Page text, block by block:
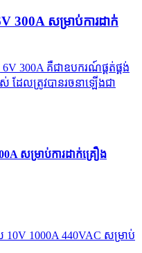
300A សម្រាប់ការដាក់
300A គឺជា​ឧបករណ៍​ផ្គត់ផ្គង់​
ដែល​ត្រូវបាន​រចនា​ឡើង​ជា
សម្រាប់ការដាក់គ្រឿង